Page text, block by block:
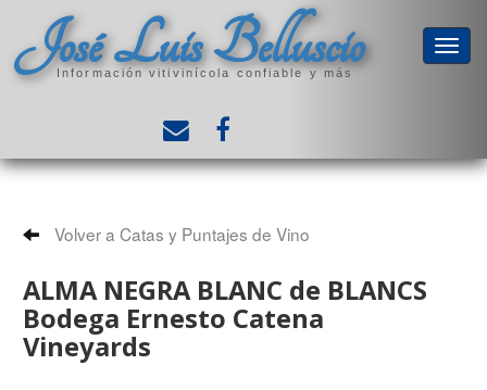
José Luis Belluscio
Información vitivinícola confiable y más
Volver a Catas y Puntajes de Vino
ALMA NEGRA BLANC de BLANCS
Bodega Ernesto Catena
Vineyards